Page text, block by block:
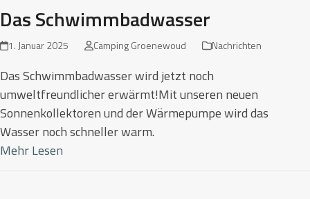
Das Schwimmbadwasser
1. Januar 2025 Camping Groenewoud Nachrichten
Das Schwimmbadwasser wird jetzt noch
umweltfreundlicher erwärmt!Mit unseren neuen
Sonnenkollektoren und der Wärmepumpe wird das
Wasser noch schneller warm.
Mehr Lesen